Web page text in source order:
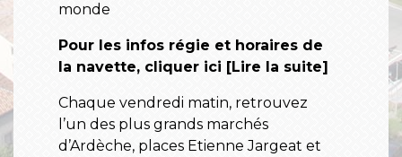
monde
Pour les infos régie et horaires de
la navette, cliquer ici [Lire la suite]
Chaque vendredi matin, retrouvez
l’un des plus grands marchés
d’Ardèche, places Etienne Jargeat et